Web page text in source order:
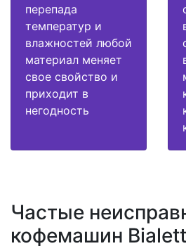
перепада
температур и
влажностей любой
материал меняет
свое свойство и
приходит в
негодность
Частые
кофемашин